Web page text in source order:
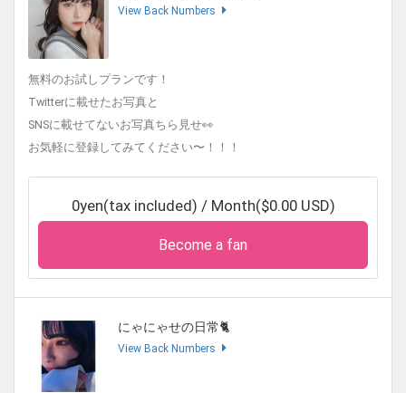
View Back Numbers
無料のお試しプランです！
Twitterに載せたお写真と
SNSに載せてないお写真ちら見せ👀
お気軽に登録してみてください〜！！！
0yen(tax included) / Month($0.00 USD)
Become a fan
にゃにゃせの日常🐈
View Back Numbers